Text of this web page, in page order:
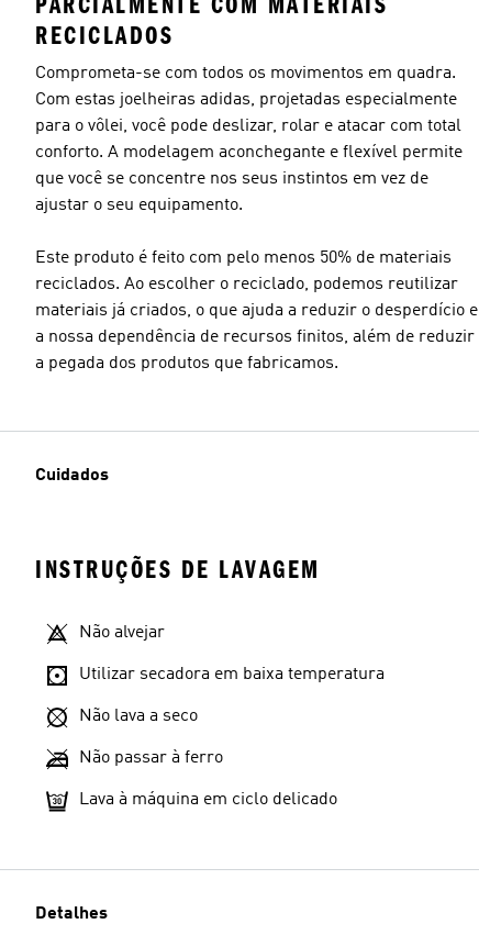
RECICLADOS
Comprometa-se com todos os movimentos em quadra.
Com estas joelheiras adidas, projetadas especialmente
para o vôlei, você pode deslizar, rolar e atacar com total
conforto. A modelagem aconchegante e flexível permite
que você se concentre nos seus instintos em vez de
ajustar o seu equipamento.
Este produto é feito com pelo menos 50% de materiais
reciclados. Ao escolher o reciclado, podemos reutilizar
materiais já criados, o que ajuda a reduzir o desperdício e
a nossa dependência de recursos finitos, além de reduzir
a pegada dos produtos que fabricamos.
Cuidados
INSTRUÇÕES DE LAVAGEM
Não alvejar
Utilizar secadora em baixa temperatura
Não lava a seco
Não passar à ferro
Lava à máquina em ciclo delicado
Detalhes